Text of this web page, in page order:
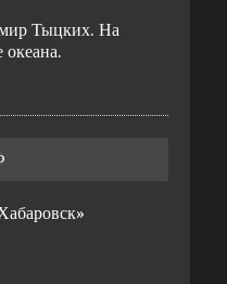
Тыцких. На
океана.